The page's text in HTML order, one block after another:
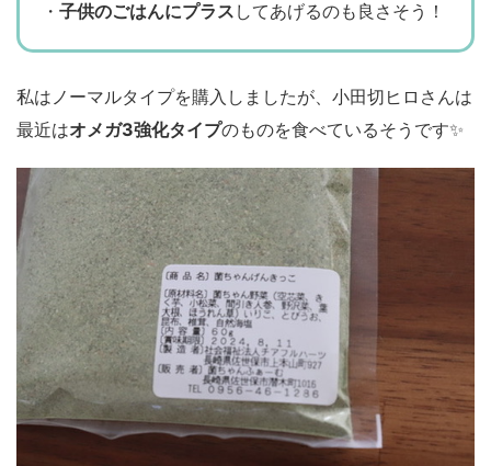
・ 子供のごはんにプラス してあげるのも良さそう！
私はノーマルタイプを購入しましたが、小田切ヒロさんは
最近はオメガ3強化タイプのものを食べているそうです✨